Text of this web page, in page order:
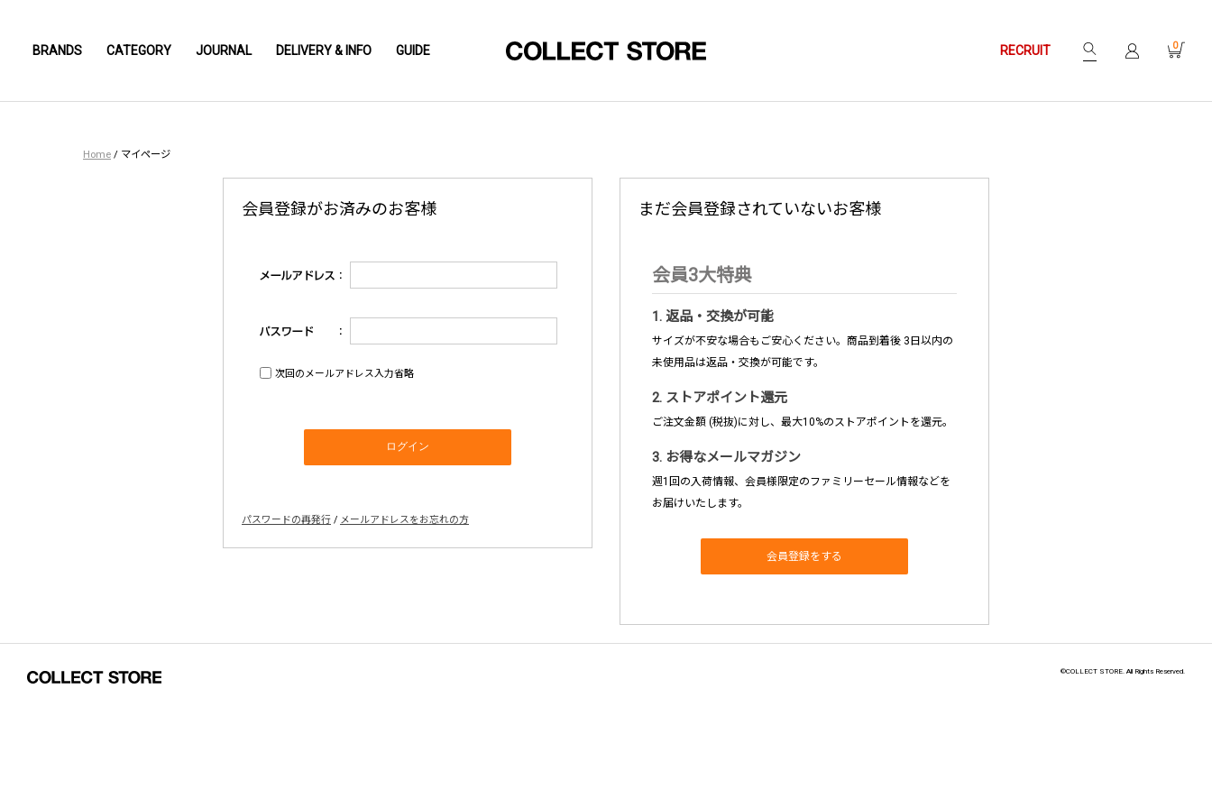
BRANDS CATEGORY JOURNAL DELIVERY & INFO GUIDE RECRUIT 0
Home / マイページ
会員登録がお済みのお客様
次回のメールアドレス入力省略
パスワードの再発行 / メールアドレスをお忘れの方
まだ会員登録されていないお客様
会員3大特典
1. 返品・交換が可能
サイズが不安な場合もご安心ください。商品到着後 3日以内の
未使用品は返品・交換が可能です。
2. ストアポイント還元
ご注文金額 (税抜)に対し、最大10%のストアポイントを還元。
3. お得なメールマガジン
週1回の入荷情報、会員様限定のファミリーセール情報などを
お届けいたします。
会員登録をする
©COLLECT STORE. All Rights Reserved.